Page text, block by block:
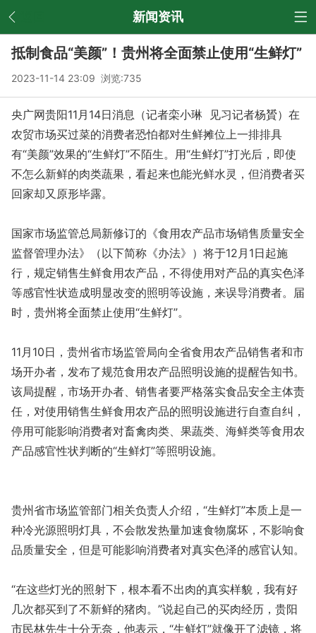
新闻资讯
抵制食品“美颜”！贵州将全面禁止使用“生鲜灯”
2023-11-14 23:09 浏览:735
央广网贵阳11月14日消息（记者栾小琳 见习记者杨贇）在
农贸市场买过菜的消费者恐怕都对生鲜摊位上一排排具
有“美颜”效果的“生鲜灯”不陌生。用“生鲜灯”打光后，即使
不怎么新鲜的肉类蔬果，看起来也能光鲜水灵，但消费者买
回家却又原形毕露。
国家市场监管总局新修订的《食用农产品市场销售质量安全
监督管理办法》（以下简称《办法》）将于12月1日起施
行，规定销售生鲜食用农产品，不得使用对产品的真实色泽
等感官性状造成明显改变的照明等设施，来误导消费者。届
时，贵州将全面禁止使用“生鲜灯”。
11月10日，贵州省市场监管局向全省食用农产品销售者和市
场开办者，发布了规范食用农产品照明设施的提醒告知书。
该局提醒，市场开办者、销售者要严格落实食品安全主体责
任，对使用销售生鲜食用农产品的照明设施进行自查自纠，
停用可能影响消费者对畜禽肉类、果蔬类、海鲜类等食用农
产品感官性状判断的“生鲜灯”等照明设施。
贵州省市场监管部门相关负责人介绍，“生鲜灯”本质上是一
种冷光源照明灯具，不会散发热量加速食物腐坏，不影响食
品质量安全，但是可能影响消费者对真实色泽的感官认知。
“在这些灯光的照射下，根本看不出肉的真实样貌，我有好
几次都买到了不新鲜的猪肉。”说起自己的买肉经历，贵阳
市民林先生十分无奈，他表示，“生鲜灯”就像开了滤镜，将